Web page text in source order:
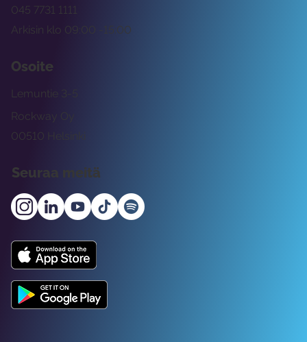
Arkisin klo 09:00 -15:00
045 7731 1111
Osoite
Rockway Oy
Lemuntie 3-5
00510 Helsinki
Seuraa meitä